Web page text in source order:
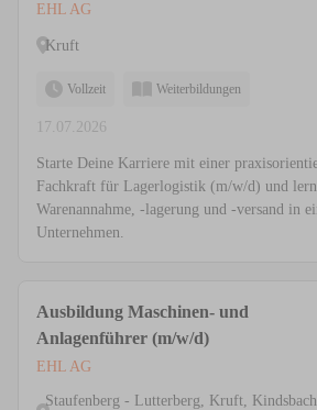
EHL AG
Kruft
Vollzeit Weiterbildungen
17.07.2026
Starte Deine Karriere mit einer
Fachkraft für Lagerlogistik (m/w/d) und
Warenannahme, -lagerung und -versand in
Unternehmen.
Ausbildung Maschinen- und
Anlagenführer (m/w/d)
EHL AG
Staufenberg - Lutterberg, Kruft,